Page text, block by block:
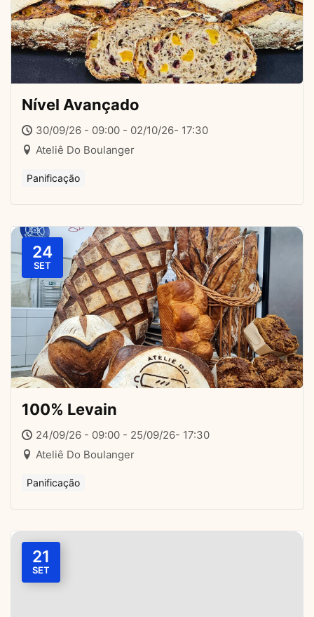
Nível Avançado
30/09/26 - 09:00 - 02/10/26- 17:30
Ateliê Do Boulanger
Panificação
24
SET
100% Levain
24/09/26 - 09:00 - 25/09/26- 17:30
Ateliê Do Boulanger
Panificação
21
SET